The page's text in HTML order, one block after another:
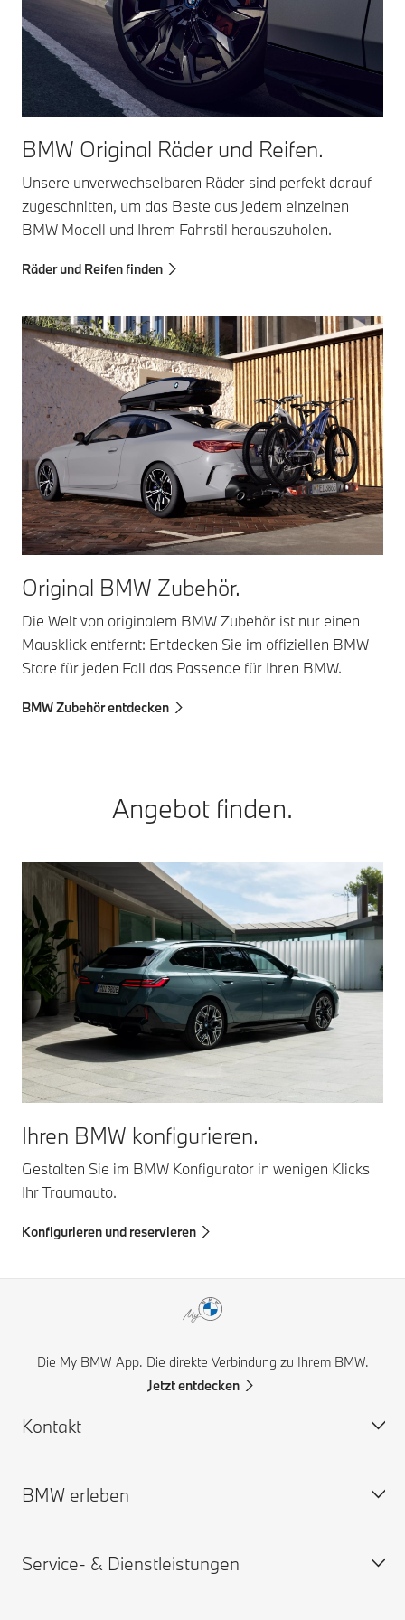
BMW Original Räder und Reifen.
Unsere unverwechselbaren Räder sind perfekt darauf
zugeschnitten, um das Beste aus jedem einzelnen
BMW Modell und Ihrem Fahrstil herauszuholen.
Räder und Reifen finden
Original BMW Zubehör.
Die Welt von originalem BMW Zubehör ist nur einen
Mausklick entfernt: Entdecken Sie im offiziellen BMW
Store für jeden Fall das Passende für Ihren BMW.
BMW Zubehör entdecken
Angebot finden.
Ihren BMW konfigurieren.
Gestalten Sie im BMW Konfigurator in wenigen Klicks
Ihr Traumauto.
Konfigurieren und reservieren
Die My BMW App. Die direkte Verbindung zu Ihrem BMW.
Jetzt entdecken
Kontakt
Hilfe & Kontakt
BMW Partner finden
BMW erleben
BMW Karriere
Service- & Dienstleistungen